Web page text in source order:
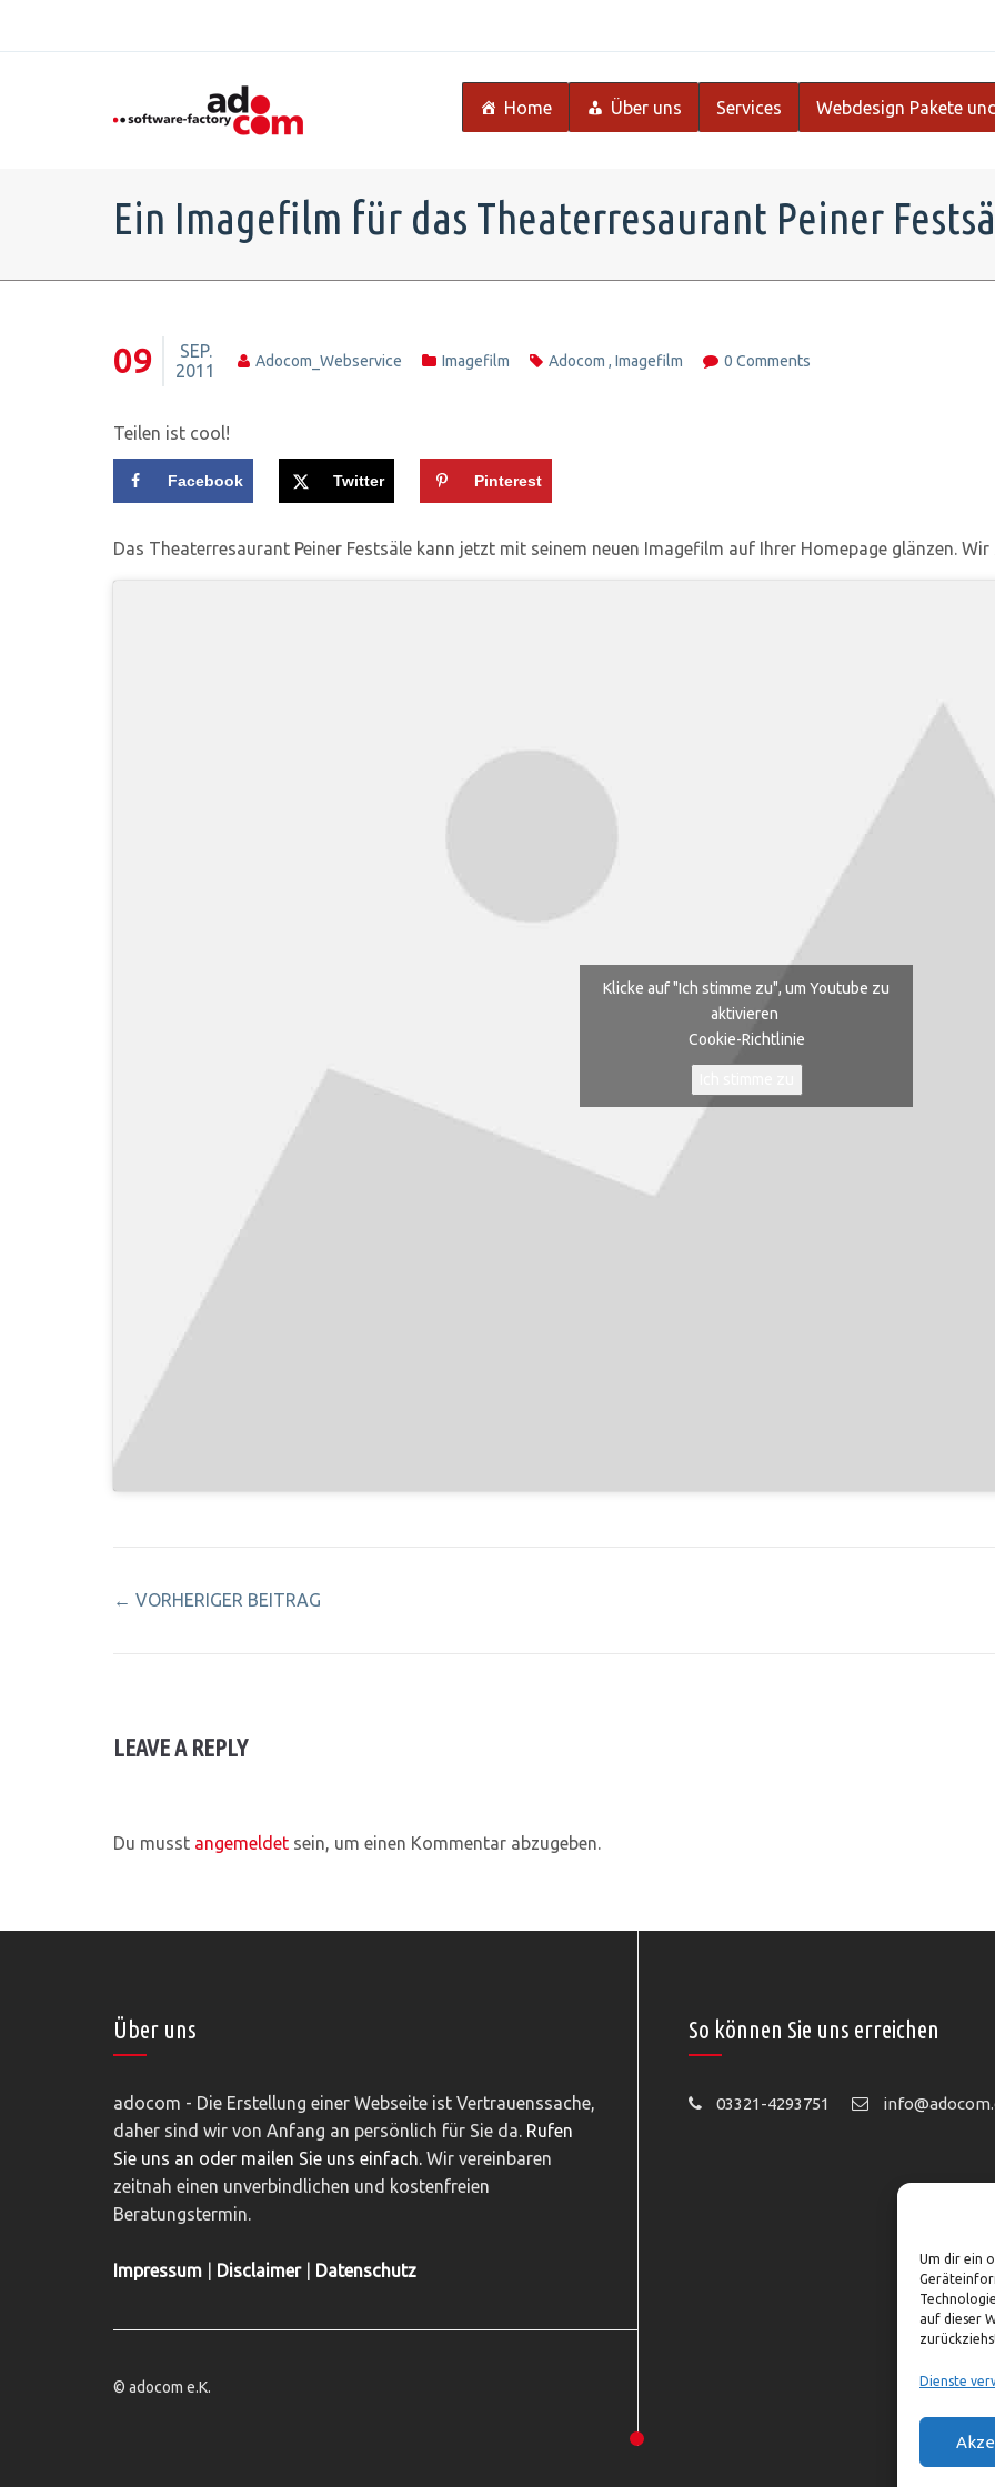
Um dir ein
auf dieser
Dienste
Home Über uns Services Webdesign Pakete
Ein Imagefilm für das Theaterresaurant Peiner
09
SEP.
2011
Adocom_Webservice Imagefilm Adocom , Imagefilm 0 Comments
Teilen ist cool!
Facebook Twitter Pinterest
Das Theaterresaurant Peiner Festsäle kann jetzt mit seinem neuen Imagefilm auf Ihrer Homepage glänzen.
Klicke auf "Ich stimme zu", um Youtube zu
aktivieren
Cookie-Richtlinie
← VORHERIGER BEITRAG
LEAVE A REPLY
Du musst angemeldet sein, um einen Kommentar abzugeben.
Über uns
adocom - Die Erstellung einer Webseite ist Vertrauenssache,
daher sind wir von Anfang an persönlich für Sie da. Rufen
Sie uns an oder mailen Sie uns einfach. Wir vereinbaren
zeitnah einen unverbindlichen und kostenfreien
Beratungstermin.
Impressum Disclaimer| Datenschutz
© adocom e.K.
So können Sie uns erreichen
03321-4293751